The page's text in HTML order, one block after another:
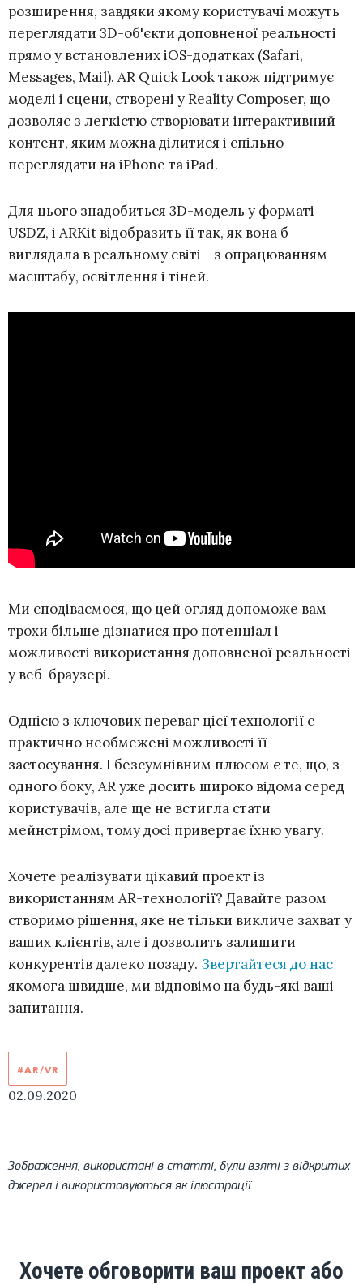
розширення, завдяки якому користувачі можуть
переглядати 3D-об'єкти доповненої реальності
прямо у встановлених iOS-додатках (Safari,
Messages, Mail). AR Quick Look також підтримує
моделі і сцени, створені у Reality Composer, що
дозволяє з легкістю створювати інтерактивний
контент, яким можна ділитися і спільно
переглядати на iPhone та iPad.
Для цього знадобиться 3D-модель у форматі
USDZ, і ARKit відобразить її так, як вона б
виглядала в реальному світі - з опрацюванням
масштабу, освітлення і тіней.
Ми сподіваємося, що цей огляд допоможе вам
трохи більше дізнатися про потенціал і
можливості використання доповненої реальності
у веб-браузері.
Однією з ключових переваг цієї технології є
практично необмежені можливості її
застосування. І безсумнівним плюсом є те, що, з
одного боку, AR уже досить широко відома серед
користувачів, але ще не встигла стати
мейнстрімом, тому досі привертає їхню увагу.
Хочете реалізувати цікавий проект із
використанням AR-технології? Давайте разом
створимо рішення, яке не тільки викличе захват у
ваших клієнтів, але і дозволить залишити
конкурентів далеко позаду. Звертайтеся до нас
якомога швидше, ми відповімо на будь-які ваші
запитання.
#AR/VR
02.09.2020
Зображення, використані в статті, були взяті з відкритих
джерел і використовуються як ілюстрації.
Хочете обговорити ваш проект або